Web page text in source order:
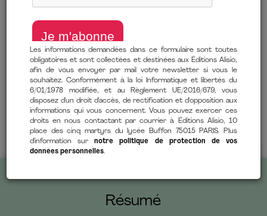
Télécharger un extrait
deJason Barron(auteur),Valentine Palfrey(traduction)
14 janvier 2020
Comment lire mon ebook ?
Résumé
Les informations demandées dans ce formulaire sont toutes
obligatoires et sont collectées et destinées aux Éditions Alisio,
afin de vous envoyer par mail votre newsletter si vous le
souhaitez. Conformément à la loi Informatique et libertés du
6/01/1978 modifiée, et au Règlement UE/2016/679, vous
disposez d'un droit d'accès, de rectification et d'opposition aux
informations qui vous concernent. Vous pouvez exercer ces
droits en nous contactant par courrier à Éditions Alisio, 10
place des cinq martyrs du lycée Buffon 75015 PARIS. Plus
d'information surnotre politique de protection de vos
données personnelles.